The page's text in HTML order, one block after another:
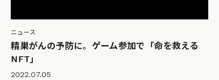
ニュース
精巣がんの予防に。ゲーム参加で「命を救える
NFT」
2022.07.05